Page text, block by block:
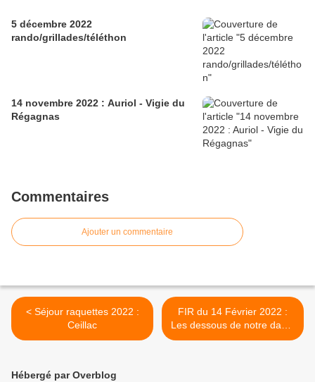
5 décembre 2022
rando/grillades/téléthon
14 novembre 2022 : Auriol - Vigie du
Régagnas
Commentaires
Ajouter un commentaire
< Séjour raquettes 2022 :
Ceillac
FIR du 14 Février 2022 :
Les dessous de notre dame
du rot-Chapelle du facteur >
Hébergé par Overblog